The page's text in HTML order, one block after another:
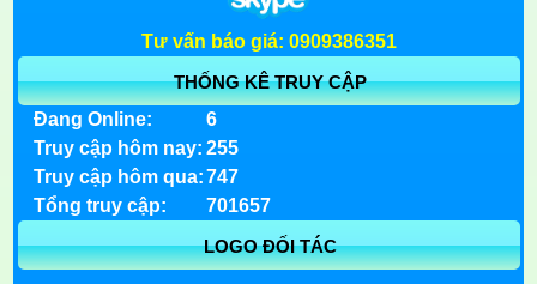
Tư vấn báo giá: 0909386351
THỐNG KÊ TRUY CẬP
Đang Online:
6
Truy cập hôm nay: 255
Truy cập hôm qua: 747
Tổng truy cập:
701657
LOGO ĐỐI TÁC